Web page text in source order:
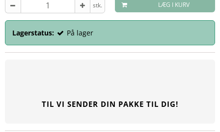
stk. LÆG I KURV
Lagerstatus: På lager
TIL VI SENDER DIN PAKKE TIL DIG!